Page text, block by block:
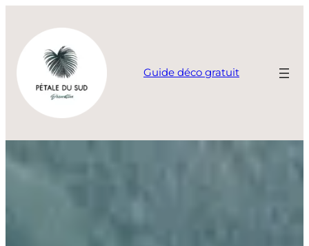
contenu
Guide déco gratuit